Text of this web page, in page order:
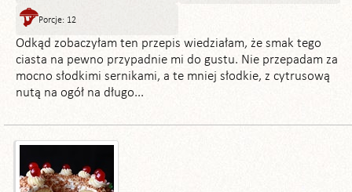
Porcje: 12
Odkąd zobaczyłam ten przepis wiedziałam, że smak tego
ciasta na pewno przypadnie mi do gustu. Nie przepadam za
mocno słodkimi sernikami, a te mniej słodkie, z cytrusową
nutą na ogół na długo...